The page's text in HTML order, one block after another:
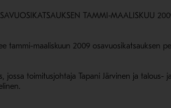
TAMMI-MAALISKUU
tammi-maaliskuun 2009 osavuosikatsauksen
jossa toimitusjohtaja Tapani Järvinen ja talous-